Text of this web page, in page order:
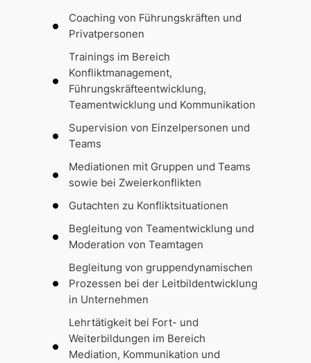
Coaching von Führungskräften und
Privatpersonen
Trainings im Bereich
Konfliktmanagement,
Führungskräfteentwicklung,
Teamentwicklung und Kommunikation
Supervision von Einzelpersonen und
Teams
Mediationen mit Gruppen und Teams
sowie bei Zweierkonflikten
Gutachten zu Konfliktsituationen
Begleitung von Teamentwicklung und
Moderation von Teamtagen
Begleitung von gruppendynamischen
Prozessen bei der Leitbildentwicklung
in Unternehmen
Lehrtätigkeit bei Fort- und
Weiterbildungen im Bereich
Mediation, Kommunikation und